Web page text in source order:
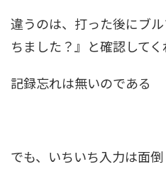
違うのは、打った後にブ
ちました？』と確認してく
記録忘れは無いのである
でも、いちいち入力は面倒